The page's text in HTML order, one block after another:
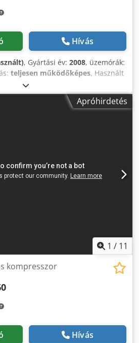
Hívás
, Gyártási év: 2008, üzemórák:
teljesen működőképes, Használt
Atlas Copco ZR160VSD, 160 kW
bar, 25,90 m3/perc. Gyártási év:
Alwsf
Apróhirdetés
1 / 11
kompresszor
Hívás